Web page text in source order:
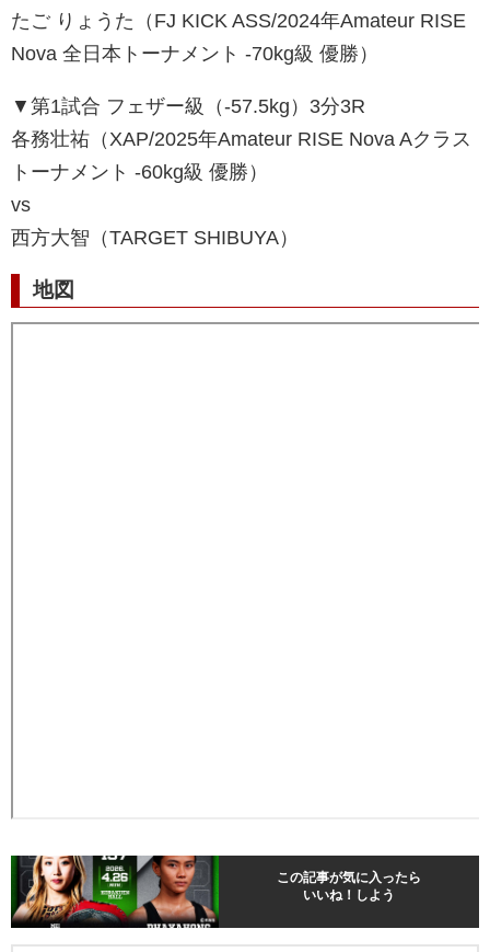
たご りょうた（FJ KICK ASS/2024年Amateur RISE
Nova 全日本トーナメント -70kg級 優勝）
▼第1試合 フェザー級（-57.5kg）3分3R
各務壮祐（XAP/2025年Amateur RISE Nova Aクラス
トーナメント -60kg級 優勝）
vs
西方大智（TARGET SHIBUYA）
地図
この記事が気に入ったら
いいね！しよう